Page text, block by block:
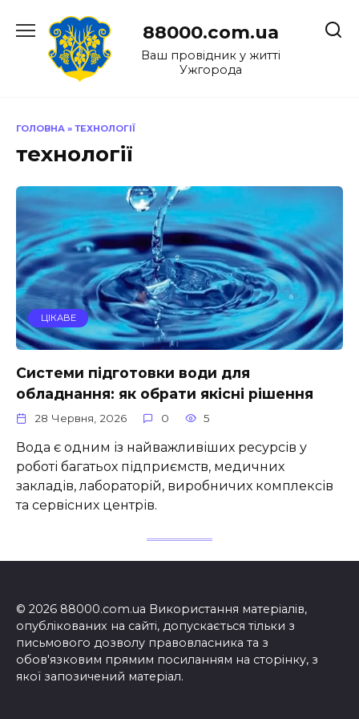
до
88000.com.ua
Ваш провідник у житті
Ужгорода
ГОЛОВНА » ТЕХНОЛОГІЇ
технології
ЦІКАВЕ
Системи підготовки води для
обладнання: як обрати якісні рішення
28 Червня, 2026 0 5
Вода є одним із найважливіших ресурсів у
роботі багатьох підприємств, медичних
закладів, лабораторій, виробничих комплексів
та сервісних центрів.
© 2026 88000.com.ua Використання матеріалів,
опублікованих на сайті, допускається тільки з
письмового дозволу правовласника та з
обов'язковим прямим посиланням на сторінку, з
якої запозичений матеріал.